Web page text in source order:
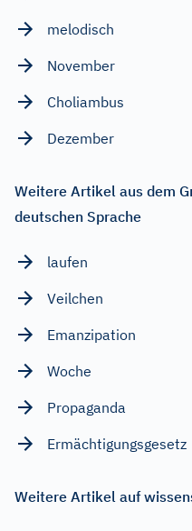
melodisch
November
Choliambus
Dezember
Weitere Artikel aus dem
deutschen Sprache
laufen
Veilchen
Emanzipation
Woche
Propaganda
Ermächtigungsgesetz
Weitere Artikel auf